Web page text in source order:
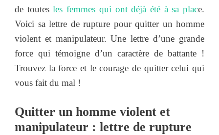
de toutesles femmes qui ont déjà été à sa place.
Voici sa lettre de rupture pour quitter un homme
violent et manipulateur. Une lettre d’une grande
force qui témoigne d’un caractère de battante !
Trouvez la force et le courage de quitter celui qui
vous fait du mal !
Quitter un homme violent et
manipulateur : lettre de rupture